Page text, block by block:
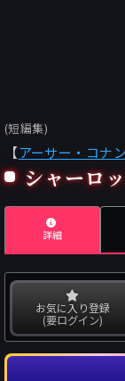
(短編集)
【アーサー・コナ
シャーロ
詳細
お気に入り登録
(要ログイン)